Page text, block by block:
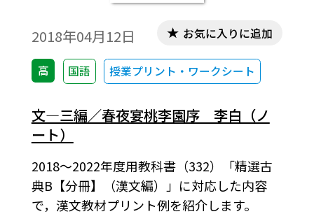
2018年04月12日
高 国語 授業プリント・ワークシート
お気に入りに追加
文―三編／春夜宴桃李園序 李白（ノ
ート）
2018～2022年度用教科書（332）「精選古
典B【分冊】（漢文編）」に対応した内容
で，漢文教材プリント例を紹介します。